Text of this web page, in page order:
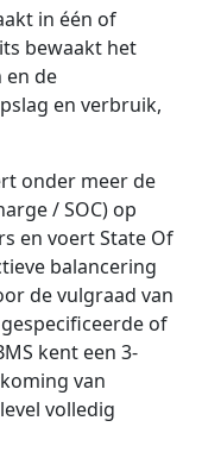
in één of
bewaakt het
en de
en verbruik,
onder meer de
/ SOC) op
en voert State Of
balancering
de vulgraad van
of
kent een 3-
van
volledig